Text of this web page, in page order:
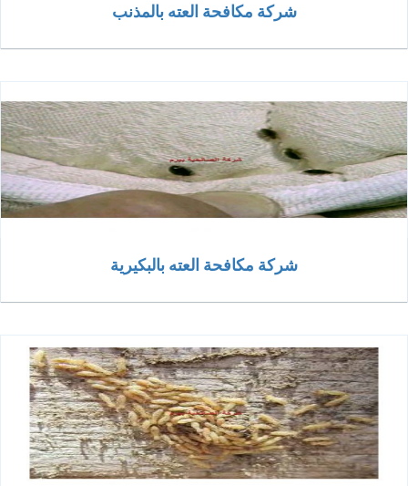
شركة مكافحة العته بالمذنب
شركة مكافحة العته بالبكيرية